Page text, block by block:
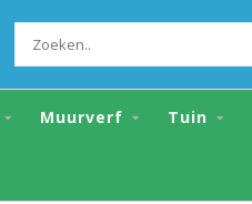
Muurverf Tuin